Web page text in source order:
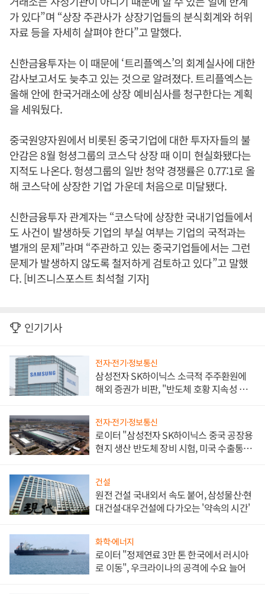
가 있다”며 “상장 주관사가 상장기업들의 분식회계와 허위
자료 등을 자세히 살펴야 한다”고 말했다.
신한금융투자는 이 때문에 ‘트리플엑스’의 회계실사에 대한
감사보고서도 늦추고 있는 것으로 알려졌다. 트리플엑스는
올해 안에 한국거래소에 상장 예비심사를 청구한다는 계획
을 세워뒀다.
중국원양자원에서 비롯된 중국기업에 대한 투자자들의 불
안감은 8월 헝셩그룹의 코스닥 상장 때 이미 현실화됐다는
지적도 나온다. 헝셩그룹의 일반 청약 경쟁률은 0.77:1로 올
해 코스닥에 상장한 기업 가운데 처음으로 미달됐다.
신한금융투자 관계자는 “코스닥에 상장한 국내기업들에서
도 사건이 발생하듯 기업의 부실 여부는 기업의 국적과는
별개의 문제”라며 “주관하고 있는 중국기업들에서는 그런
문제가 발생하지 않도록 철저하게 검토하고 있다”고 말했
다. [비즈니스포스트 최석철 기자]
인기기사
전자·전기·정보통신
삼성전자 SK하이닉스 소극적 주주환원에
해외 증권가 비판, "반도체 호황 지속성 의
전자·전기·정보통신
로이터 "삼성전자 SK하이닉스 중국 공장용
현지 생산 반도체 장비 시험, 미국 수출통제
건설
원전 건설 국내외서 속도 붙어, 삼성물산·현
대건설·대우건설에 다가오는 '약속의 시간'
화학·에너지
로이터 "정제연료 3만 톤 한국에서 러시아
로 이동", 우크라이나의 공격에 수요 늘어